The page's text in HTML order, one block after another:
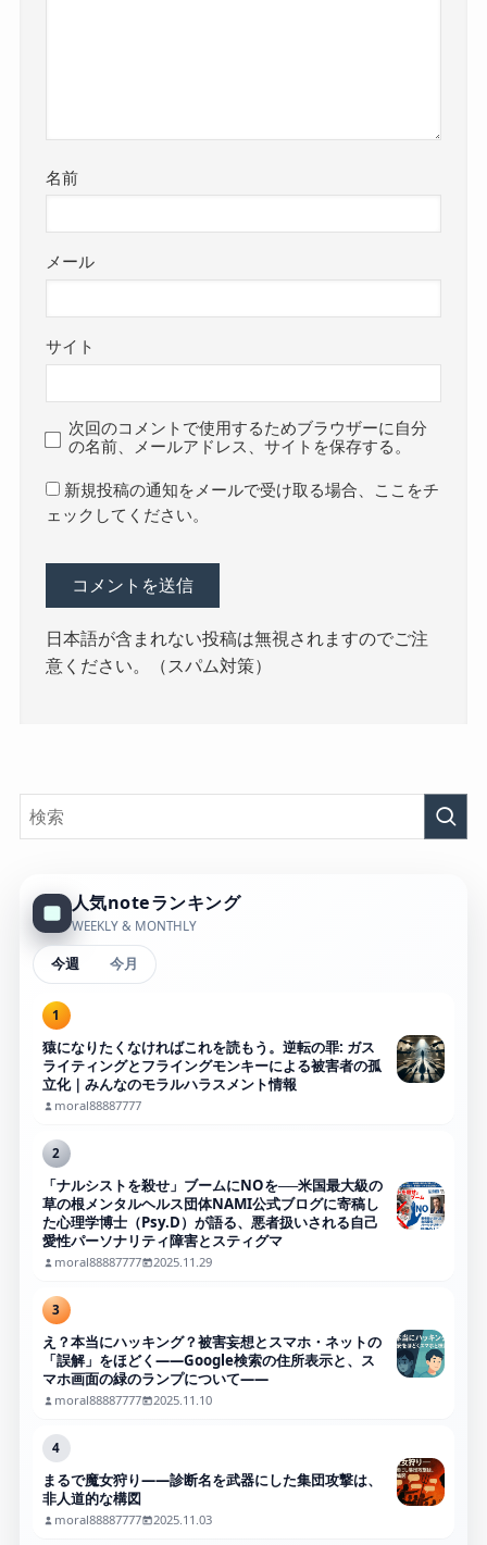
名前
メール
サイト
次回のコメントで使用するためブラウザーに自分
の名前、メールアドレス、サイトを保存する。
新規投稿の通知をメールで受け取る場合、ここをチ
ェックしてください。
日本語が含まれない投稿は無視されますのでご注
意ください。（スパム対策）
人気noteランキング
WEEKLY & MONTHLY
今週 今月
1
猿になりたくなければこれを読もう。逆転の罪: ガス
ライティングとフライングモンキーによる被害者の孤
立化｜みんなのモラルハラスメント情報
moral88887777
2
「ナルシストを殺せ」ブームにNOを──米国最大級の
草の根メンタルヘルス団体NAMI公式ブログに寄稿し
た心理学博士（Psy.D）が語る、悪者扱いされる自己
愛性パーソナリティ障害とスティグマ
moral88887777 2025.11.29
3
え？本当にハッキング？被害妄想とスマホ・ネットの
「誤解」をほどく――Google検索の住所表示と、ス
マホ画面の緑のランプについて――
moral88887777 2025.11.10
4
まるで魔女狩り——診断名を武器にした集団攻撃は、
非人道的な構図
moral88887777 2025.11.03